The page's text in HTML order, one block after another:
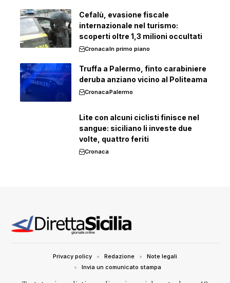
Cefalù, evasione fiscale
internazionale nel turismo:
scoperti oltre 1,3 milioni occultati
CronacaIn primo piano
Truffa a Palermo, finto carabiniere
deruba anziano vicino al Politeama
CronacaPalermo
Lite con alcuni ciclisti finisce nel
sangue: siciliano li investe due
volte, quattro feriti
Cronaca
Privacy policy Redazione
Note legali
Invia un comunicato stampa